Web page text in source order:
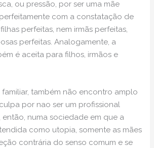
ou pressão, por ser uma mãe
com a constatação de
perfeitas, nem irmãs perfeitas,
perfeitas. Analogamente, a
é aceita para filhos, irmãos e
também não encontro amplo
por nao ser um profissional
então, numa sociedade em que a
como utopia, somente as mães
contrária do senso comum e se